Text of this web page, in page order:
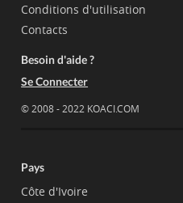
Conditions d'utilisation
Contacts
Besoin d'aide ?
Se Connecter
© 2008 - 2022 KOACI.COM
Pays
Côte d'Ivoire